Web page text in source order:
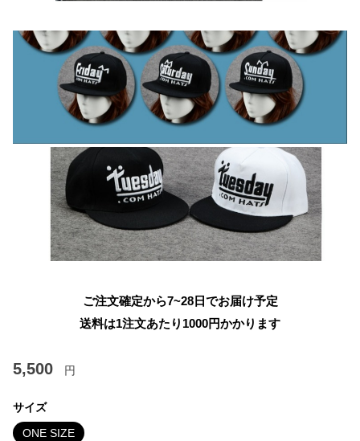
ご注文確定から7~28日でお届け予定
送料は1注文あたり 1000円かかります
5,500 円
サイズ
ONE SIZE